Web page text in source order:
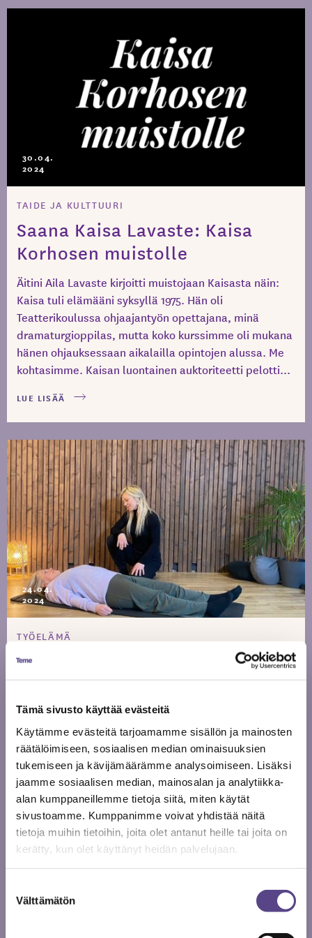
Tämä sivusto käyttää evästeitä
Käytämme evästeitä tarjoamamme sisällön ja mainosten
räätälöimiseen, sosiaalisen median ominaisuuksien
tukemiseen ja kävijämäärämme analysoimiseen. Lisäksi
jaamme sosiaalisen median, mainosalan ja analytiikka-
alan kumppaneillemme tietoja siitä, miten käytät
sivustoamme. Kumppanimme voivat yhdistää näitä
tietoja muihin tietoihin, joita olet antanut heille tai joita on
kerätty, kun olet käyttänyt heidän palvelujaan.
valinta
Välttämätön
30.04.
2024
TAIDE JA KULTTUURI
Saana Kaisa Lavaste: Kaisa
Korhosen muistolle
Äitini Aila Lavaste kirjoitti muistojaan Kaisasta näin:
Kaisa tuli elämääni syksyllä 1975. Hän oli
Teatterikoulussa ohjaajantyön opettajana, minä
dramaturgioppilas, mutta koko kurssimme oli mukana
hänen ohjauksessaan aikalailla opintojen alussa. Me
kohtasimme. Kaisan luontainen auktoriteetti pelotti...
LUE LISÄÄ
24.04.
2024
TYÖELÄMÄ
Tärinästä tukea työssä
jaksamiseen
Heidi Naakka on iloinen saadessaan jakaa tärinän
hyvää tekevää sanomaa Temen
freelancerkoordinaattorina. Hän toivoo, että kaikki
TRE®-stressinpurkumenetelmän aloituskurssille
tulevat saisivat mukaansa uuden työkalun niin
psyykkisen kuin fyysisen jaksamisen tueksi. TRE® on
minulle työväline, tapa pää...
LUE LISÄÄ